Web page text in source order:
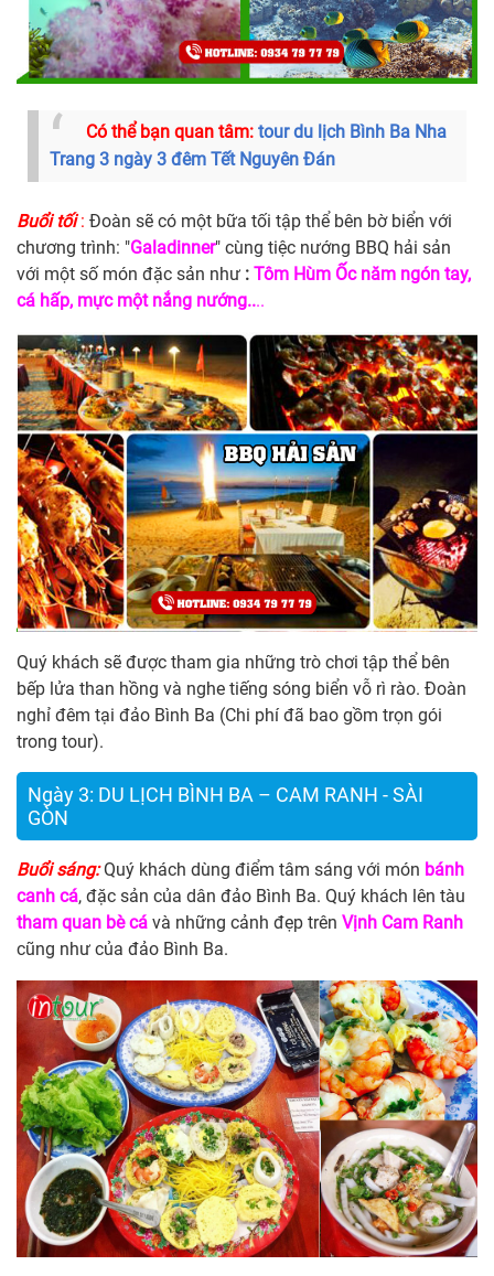
Có thể bạn quan tâm: tour du lịch Bình Ba Nha
Trang 3 ngày 3 đêm Tết Nguyên Đán
Buổi tối: Đoàn sẽ có một bữa tối tập thể bên bờ biển với
chương trình: "Galadinner" cùng tiệc nướng BBQ hải sản
với một số món đặc sản như : Tôm Hùm Ốc năm ngón tay,
cá hấp, mực một nắng nướng....
Quý khách sẽ được tham gia những trò chơi tập thể bên
bếp lửa than hồng và nghe tiếng sóng biển vỗ rì rào. Đoàn
nghỉ đêm tại đảo Bình Ba (Chi phí đã bao gồm trọn gói
trong tour).
Ngày 3: DU LỊCH BÌNH BA – CAM RANH - SÀI
GÒN
Buổi sáng: Quý khách dùng điểm tâm sáng với món bánh
canh cá, đặc sản của dân đảo Bình Ba. Quý khách lên tàu
tham quan bè cá và những cảnh đẹp trên Vịnh Cam Ranh
cũng như của đảo Bình Ba.